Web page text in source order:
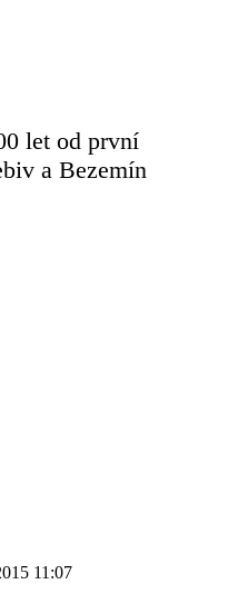
let od první
a Bezemín
11:07